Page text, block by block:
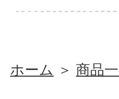
ホーム ＞ 商品